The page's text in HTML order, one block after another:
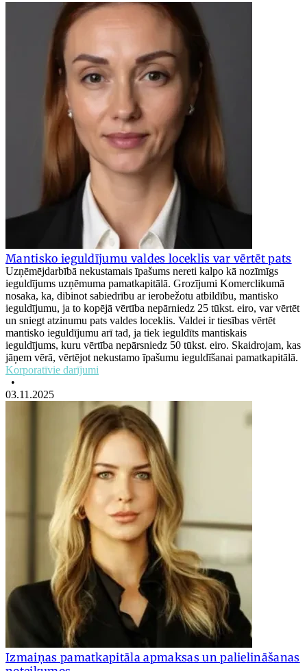
Mantisko ieguldījumu valdes loceklis var vērtēt pats
Uzņēmējdarbībā nekustamais īpašums nereti kalpo kā nozīmīgs
ieguldījums uzņēmuma pamatkapitālā. Grozījumi Komerclikumā
nosaka, ka, dibinot sabiedrību ar ierobežotu atbildību, mantisko
ieguldījumu, ja to kopējā vērtība nepārniedz 25 tūkst. eiro, var vērtēt
un sniegt atzinumu pats valdes loceklis. Valdei ir tiesības vērtēt
mantisko ieguldījumu arī tad, ja tiek ieguldīts mantiskais
ieguldījums, kuru vērtība nepārsniedz 50 tūkst. eiro. Skaidrojam, kas
jāņem vērā, vērtējot nekustamo īpašumu ieguldīšanai pamatkapitālā.
Korporatīvie darījumi
•
03.11.2025
Izmaiņas pamatkapitāla apmaksas un palielināšanas